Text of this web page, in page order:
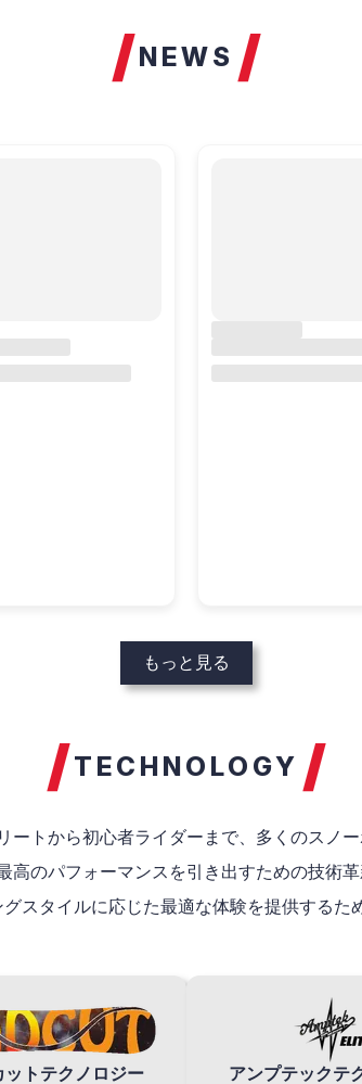
NEWS
もっと見る
TECHNOLOGY
ートから初心者ライダーまで、多くのスノ
高のパフォーマンスを引き出すための技術革
スタイルに応じた最適な体験を提供するた
ットテクノロジー アンプテックテ